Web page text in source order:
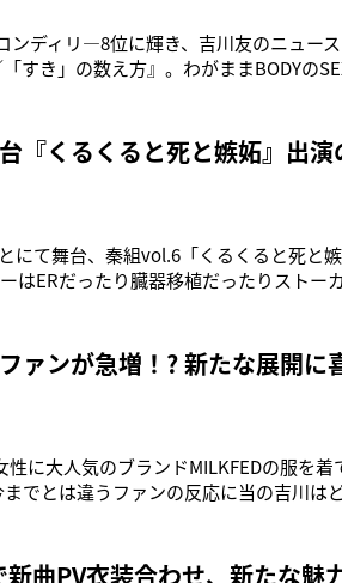
ンディリ―8位に輝き、吉川友のニュー
すき」の数え方』。わがままBODYの
肉の日〟に無事、新曲を出すことが出
『くるくると死と嫉妬』出演
にて舞台、秦組vol.6「くるくると死と
はERだったり臓器移植だったりストー
石一海。不老不死の薬などのファンタジ
ンが急増！? 新たな展開に
性に大人気のブランドMILKFEDの服を
でとは違うファンの反応に当の吉川は
性のファンの方が全身マネしてコーデし
曲PV衣装合わせ、新たな魅